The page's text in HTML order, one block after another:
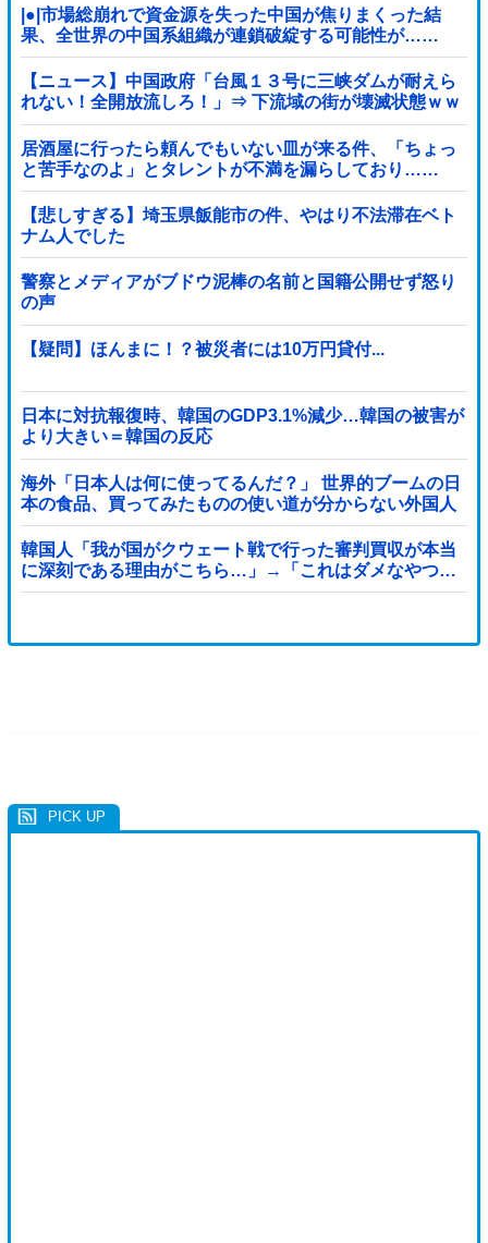
|●|市場総崩れで資金源を失った中国が焦りまくった結
果、全世界の中国系組織が連鎖破綻する可能性が……
【ニュース】中国政府「台風１３号に三峡ダムが耐えら
れない！全開放流しろ！」⇒ 下流域の街が壊滅状態ｗｗ
ｗｗｗ
居酒屋に行ったら頼んでもいない皿が来る件、「ちょっ
と苦手なのよ」とタレントが不満を漏らしており……
【悲しすぎる】埼玉県飯能市の件、やはり不法滞在ベト
ナム人でした
警察とメディアがブドウ泥棒の名前と国籍公開せず怒り
の声
【疑問】ほんまに！？被災者には10万円貸付...
日本に対抗報復時、韓国のGDP3.1%減少…韓国の被害が
より大きい＝韓国の反応
海外「日本人は何に使ってるんだ？」 世界的ブームの日
本の食品、買ってみたものの使い道が分からない外国人
が続出
韓国人「我が国がクウェート戦で行った審判買収が本当
に深刻である理由がこちら…」→「これはダメなやつ…
（ブルブル」＝韓国の反応